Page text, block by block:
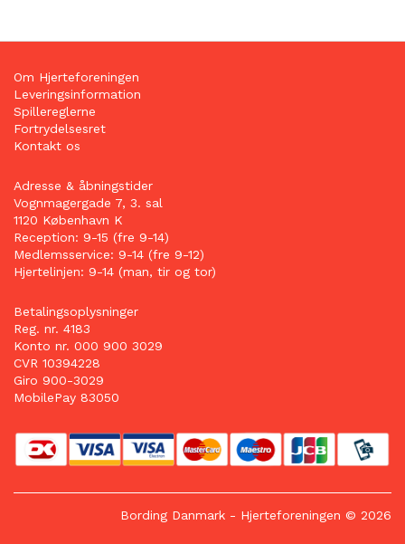
Om Hjerteforeningen
Leveringsinformation
Spillereglerne
Fortrydelsesret
Kontakt os
Adresse & åbningstider
Vognmagergade 7, 3. sal
1120 København K
Reception: 9-15 (fre 9-14)
Medlemsservice: 9-14 (fre 9-12)
Hjertelinjen: 9-14 (man, tir og tor)
Betalingsoplysninger
Reg. nr. 4183
Konto nr. 000 900 3029
CVR 10394228
Giro 900-3029
MobilePay 83050
Bording Danmark - Hjerteforeningen © 2026